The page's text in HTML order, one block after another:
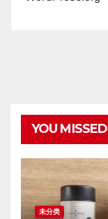
YOU MISSED
未分类